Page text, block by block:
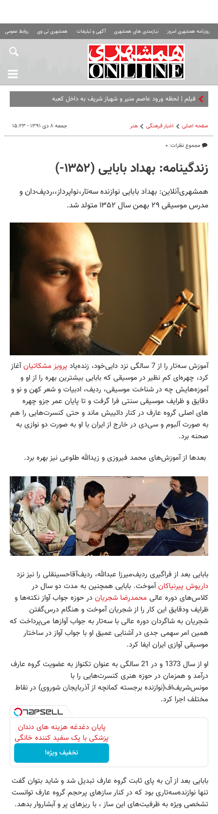
روزنامه همشهری امروز نیازمندی های همشهری آگهی و تبلیغات همشهری تی وی روابط عمومی
فیلم | لحظه ورود عاصم منیر و شهباز شریف به داخل کعبه
صفحه اصلی اخبار فرهنگی هنر
مجموع نظرات: ۰
جمعه ۸ دی ۱۳۹۱ - ۱۵:۲۳
زندگینامه: بهداد بابایی (۱۳۵۲-)
همشهری‌آنلاین: بهداد بابایی نوازنده سه‌تار،نواپرداز،،ردیف‌دان و
مدرس موسیقی ۲۹ بهمن سال ۱۳۵۲ متولد شد.
آموزش سه‌تار را از 7 سالگی نزد دایی‌خود، زنده‌یاد پرویز مشکاتیانآغاز
کرد، چهره‌ای کم نظیر در موسیقی که بابایی بیشترین بهره‌ را از او و
آموزه‌هایش چه در شناخت موسیقی، ردیف، ادبیات و شعر کهن و نو و
دقایق و ظرایف موسیقی سنتی فرا گرفت و تا پایان عمر جزو چهره
های اصلی گروه عارف در کنار دائییش ماند و حتی کنسرت‌هایی را هم
به صورت ‌آلبوم و سی‌دی در خارج از ایران با او به صورت دو نوازی به
صحنه برد.
بعدها از آموزش‌های محمد فیروزی و زید‌الله طلوعی نیز بهره برد.
بابایی بعد از فراگیری ردیف‌میرزا عبدالله، ردیف‌آقاحسینقلی را نیز نزد
داریوش پیرنیاکانآموخت. بابایی همچنین به مدت دو سال در
کلاس‌های دوره عالی محمدرضا شجریان در حوزه جواب آواز نکته‌ها و
ظرایف ودقایق این کار را از شجریان آموخت و هنگام درس‌گفتن
شجریان به شاگردان دوره عالی با سه‌تار به جواب آوازها می‌پرداخت که
همین امر سهمی جدی در آشنایی عمیق او با جواب‌ آواز در ساختار
موسیقی آوازی ایران ایفا‌ کرد.
او از سال 1373 و در 21 سالگی به عنوان تکنواز به عضویت گروه عارف
در‌آمد و همزمان در حوزه هنری کنسرت‌هایی را با
مونس‌شریف‌اف(نوازنده برجسته کمانچه از آذربایجان شوروی) در نقاط
مختلف اجرا کرد.
پایان دغدغه هزینه های دندان
پزشکی با پک سفید کننده خانگی
تخفیف ویژه!
بابایی بعد از آن به پای ثابت گروه عارف تبدیل شد و شاید بتوان گفت
تنها نوازنده‌سه‌تاری بود که در کنار سازهای پرحجم گروه عارف توانست
تشخصی ویژه به ظرفیت‌های این ساز ، با ریزهای پر و آبشاروار بدهد.